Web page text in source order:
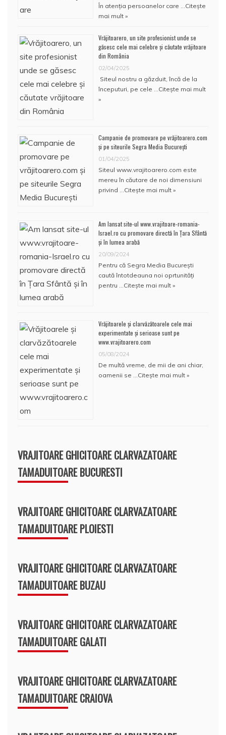
În atenţia persoanelor care … Citește
mai mult »
Vrăjitoarero, un site profesionist unde se
găsesc cele mai celebre și căutate vrăjitoare
din România
02/04/2025
Siteul nostru a găzduit, încă de la
începuturi, pe cele … Citește mai mult
»
Campanie de promovare pe vrăjitoarero.com
și pe siteurile Segra Media București
01/04/2025
Siteul www.vrajitoarero.com este
mereu în căutare de noi dimensiuni
privind … Citește mai mult »
Am lansat site-ul www.vrajitoare-romania-
Israel.ro cu promovare directă în Țara Sfântă
și în lumea arabă
20/09/2024
Pentru că Segra Media București
caută întotdeauna noi oprtunități
pentru … Citește mai mult »
Vrăjitoarele și clarvăzătoarele cele mai
experimentate și serioase sunt pe
www.vrajitoarero.com
05/08/2024
De multă vreme, de mii de ani chiar,
oamenii se … Citește mai mult »
VRAJITOARE GHICITOARE CLARVAZATOARE
TAMADUITOARE BUCURESTI
VRAJITOARE GHICITOARE CLARVAZATOARE
TAMADUITOARE PLOIESTI
VRAJITOARE GHICITOARE CLARVAZATOARE
TAMADUITOARE BUZAU
VRAJITOARE GHICITOARE CLARVAZATOARE
TAMADUITOARE GALATI
VRAJITOARE GHICITOARE CLARVAZATOARE
TAMADUITOARE CRAIOVA